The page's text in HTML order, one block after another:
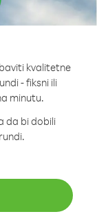
kvalitetne
- fiksni ili
minutu.
da bi dobili